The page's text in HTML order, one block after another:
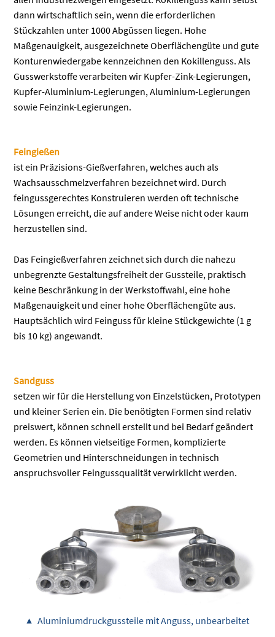
dann wirtschaftlich sein, wenn die erforderlichen
Stückzahlen unter 1000 Abgüssen liegen. Hohe
Maßgenauigkeit, ausgezeichnete Oberflächengüte und gute
Konturenwiedergabe kennzeichnen den Kokillenguss. Als
Gusswerkstoffe verarbeiten wir Kupfer-Zink-Legierungen,
Kupfer-Aluminium-Legierungen, Aluminium-Legierungen
sowie Feinzink-Legierungen.
Feingießen
ist ein Präzisions-Gießverfahren, welches auch als
Wachsausschmelzverfahren bezeichnet wird. Durch
feingussgerechtes Konstruieren werden oft technische
Lösungen erreicht, die auf andere Weise nicht oder kaum
herzustellen sind.
Das Feingießverfahren zeichnet sich durch die nahezu
unbegrenzte Gestaltungsfreiheit der Gussteile, praktisch
keine Beschränkung in der Werkstoffwahl, eine hohe
Maßgenauigkeit und einer hohe Oberflächengüte aus.
Hauptsächlich wird Feinguss für kleine Stückgewichte (1 g
bis 10 kg) angewandt.
Sandguss
setzen wir für die Herstellung von Einzelstücken, Prototypen
und kleiner Serien ein. Die benötigten Formen sind relativ
preiswert, können schnell erstellt und bei Bedarf geändert
werden. Es können vielseitige Formen, komplizierte
Geometrien und Hinterschneidungen in technisch
anspruchsvoller Feingussqualität verwirklicht werden.
▲ Aluminiumdruckgussteile mit Anguss, unbearbeitet